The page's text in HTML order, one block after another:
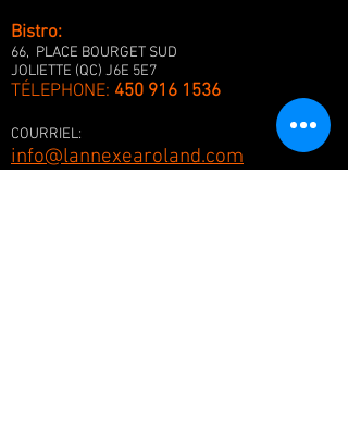
Bistro:
66, PLACE BOURGET SUD
JOLIETTE (QC) J6E 5E7
TÉLEPHONE: 450 916 1536
COURRIEL:
info@lannexearoland.com